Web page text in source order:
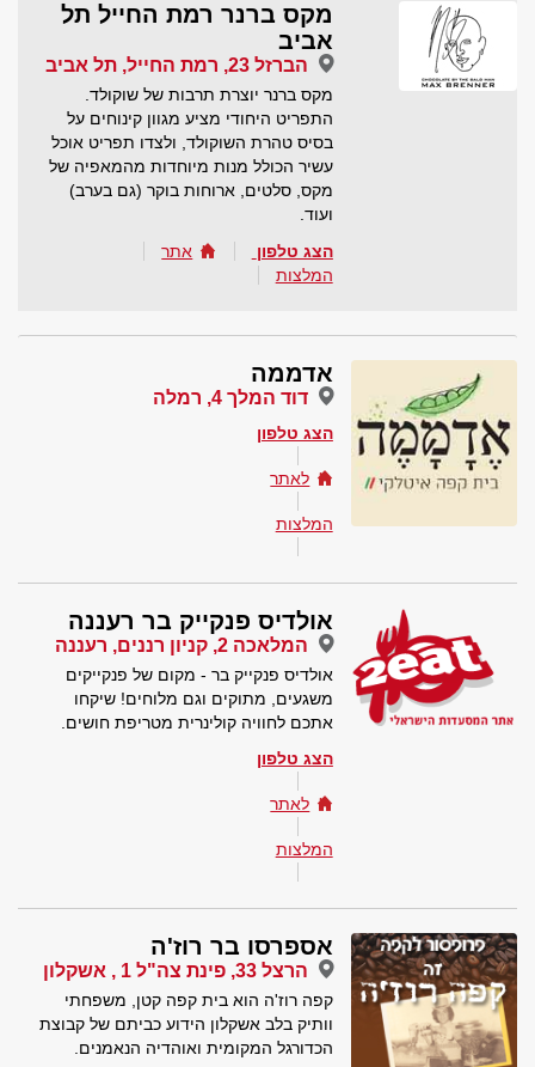
מקס ברנר רמת החייל תל
אביב
הברזל 23, רמת החייל, תל אביב
מקס ברנר יוצרת תרבות של שוקולד.
התפריט היחודי מציע מגוון קינוחים על
בסיס טהרת השוקולד, ולצדו תפריט אוכל
עשיר הכולל מנות מיוחדות מהמאפיה של
מקס, סלטים, ארוחות בוקר (גם בערב)
ועוד.
הצג טלפון
אתר
המלצות
אדממה
דוד המלך 4, רמלה
הצג טלפון
לאתר
המלצות
אולדיס פנקייק בר רעננה
המלאכה 2, קניון רננים, רעננה
אולדיס פנקייק בר - מקום של פנקייקים
משגעים, מתוקים וגם מלוחים! שיקחו
אתכם לחוויה קולינרית מטריפת חושים.
הצג טלפון
לאתר
המלצות
אספרסו בר רוז'ה
הרצל 33, פינת צה"ל 1 , אשקלון
קפה רוז'ה הוא בית קפה קטן, משפחתי
וותיק בלב אשקלון הידוע כביתם של קבוצת
הכדורגל המקומית ואוהדיה הנאמנים.